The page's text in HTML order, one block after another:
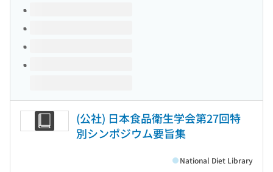
(公社) 日本食品衛生学会第27回特
別シンポジウム要旨集
National Diet Library